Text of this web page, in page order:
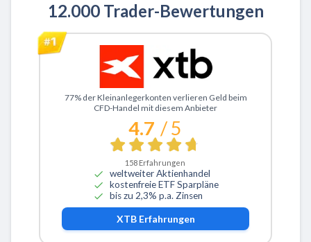
12.000 Trader-Bewertungen
Zu XTB
77% der Kleinanlegerkonten verlieren Geld beim
CFD-Handel mit diesem Anbieter
4.7 / 5
158 Erfahrungen
weltweiter Aktienhandel
kostenfreie ETF Sparpläne
bis zu 2,3% p.a. Zinsen
XTBErfahrungen